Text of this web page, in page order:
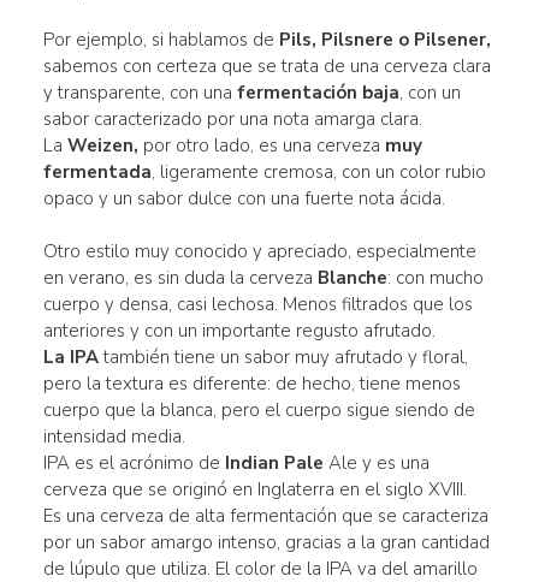
Por ejemplo, si hablamos de Pils, Pilsnere o Pilsener,
sabemos con certeza que se trata de una cerveza clara
y transparente, con una fermentación baja, con un
sabor caracterizado por una nota amarga clara.
La Weizen, por otro lado, es una cerveza muy
fermentada, ligeramente cremosa, con un color rubio
opaco y un sabor dulce con una fuerte nota ácida.
Otro estilo muy conocido y apreciado, especialmente
en verano, es sin duda la cerveza Blanche: con mucho
cuerpo y densa, casi lechosa. Menos filtrados que los
anteriores y con un importante regusto afrutado.
La IPAtambién tiene un sabor muy afrutado y floral,
pero la textura es diferente: de hecho, tiene menos
cuerpo que la blanca, pero el cuerpo sigue siendo de
intensidad media.
IPA es el acrónimo de Indian Pale Ale y es una
cerveza que se originó en Inglaterra en el siglo XVIII.
Es una cerveza de alta fermentación que se caracteriza
por un sabor amargo intenso, gracias a la gran cantidad
de lúpulo que utiliza. El color de la IPA va del amarillo